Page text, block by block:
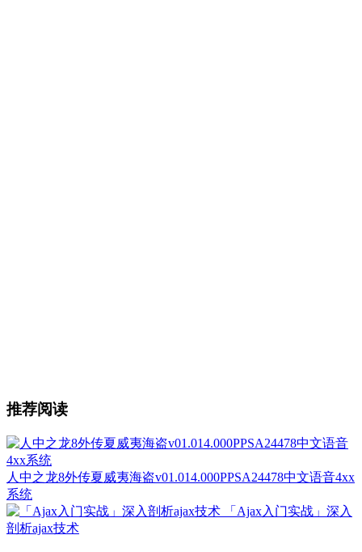
推荐阅读
人中之龙8外传夏威夷海盗v01.014.000PPSA24478中文语音4xx
系统
「Ajax入门实战」深入
剖析ajax技术